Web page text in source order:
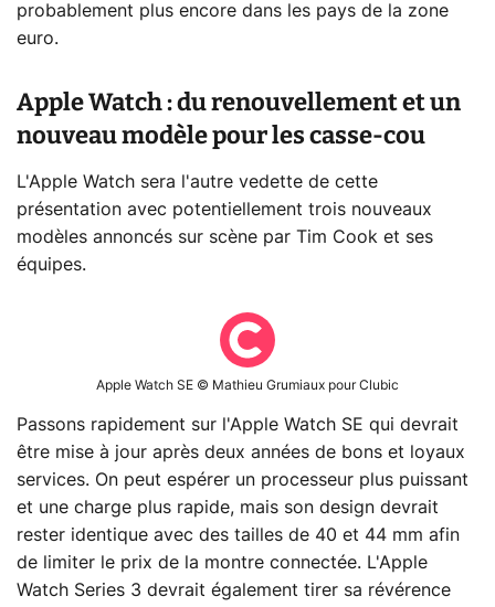
probablement plus encore dans les pays de la zone
euro.
Apple Watch : du renouvellement et un
nouveau modèle pour les casse-cou
L'Apple Watch sera l'autre vedette de cette
présentation avec potentiellement trois nouveaux
modèles annoncés sur scène par Tim Cook et ses
équipes.
Apple Watch SE © Mathieu Grumiaux pour Clubic
Passons rapidement sur l'Apple Watch SE qui devrait
être mise à jour après deux années de bons et loyaux
services. On peut espérer un processeur plus puissant
et une charge plus rapide, mais son design devrait
rester identique avec des tailles de 40 et 44 mm afin
de limiter le prix de la montre connectée. L'Apple
Watch Series 3 devrait également tirer sa révérence